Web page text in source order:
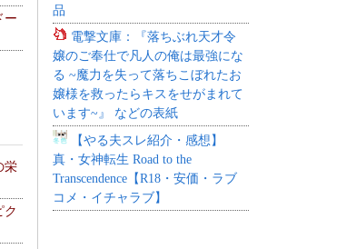
ー
栄
ク
品
電撃文庫：『落ちぶれ天才令
嬢のご奉仕で凡人の俺は最強にな
る ~魔力を失って落ちこぼれたお
嬢様を救ったらキスをせがまれて
います~』 などの表紙
【やる夫スレ紹介・感想】
真・女神転生 Road to the
Transcendence【R18・安価・ラブ
コメ・イチャラブ】